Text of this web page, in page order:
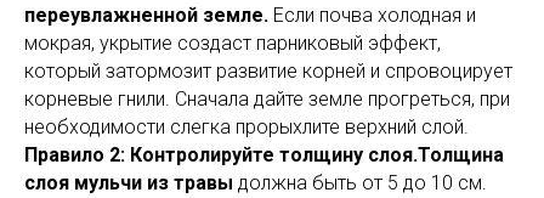
переувлажненной земле. Если почва холодная и
мокрая, укрытие создаст парниковый эффект,
который затормозит развитие корней и спровоцирует
корневые гнили. Сначала дайте земле прогреться, при
необходимости слегка прорыхлите верхний слой.
Правило 2: Контролируйте толщину слоя.Толщина
слоя мульчи из травы должна быть от 5 до 10 см.